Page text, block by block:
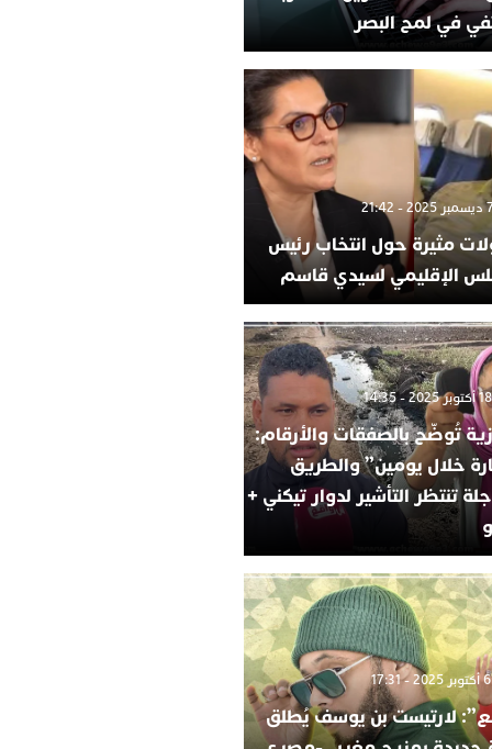
في لمح البصر
مثيرة حول انتخاب رئيس
الإقليمي لسيدي قاسم
تُوضّح بالصفقات والأرقام:
خلال يومين” والطريق
تنتظر التأشير لدوار تيكني +
لارتيست بن يوسف يُطلق